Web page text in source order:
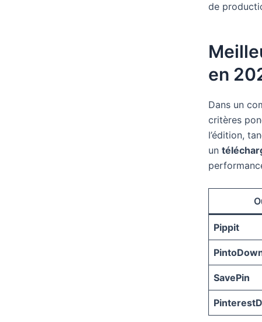
de
en
Dans un
critères
l’édition,
un
Pippit
SavePin